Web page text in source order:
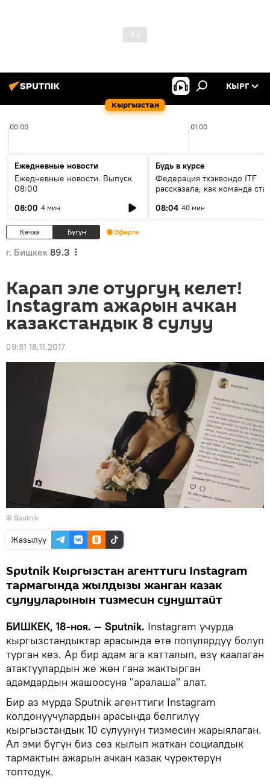
Кыргызстан
КЫРГ
00:00 01:00
Ежедневные новости
Ежедневные новости. Выпуск
08:00
08:00 4 мин
Будь в курсе
Федерация тхэквондо ITF
рассказала, как команда
08:04 40 мин
Кечээ Бүгүн Эфирге
г. Бишкек 89.3
Карап эле отургуң келет!
Instagram ажарын ачкан
казакстандык 8 сулуу
09:31 18.11.2017
© Sputnik
Жазылуу
Sputnik Кыргызстан агенттиги Instagram
тармагында жылдызы жанган казак
сулууларынын тизмесин сунуштайт
БИШКЕК, 18-ноя. — Sputnik. Instagram учурда
кыргызстандыктар арасында өтө популярдуу болуп
турган кез. Ар бир адам ага катталып, өзү каалаган
атактуулардын же жөн гана жактырган
адамдардын жашоосуна "аралаша" алат.
Бир аз мурда Sputnik агенттиги Instagram
колдонуучулардын арасында белгилүү
кыргызстандык 10 сулуунун тизмесин жарыялаган.
Ал эми бүгүн биз сөз кылып жаткан социалдык
тармактын ажарын ачкан казак чүрөктөрүн
топтодук.